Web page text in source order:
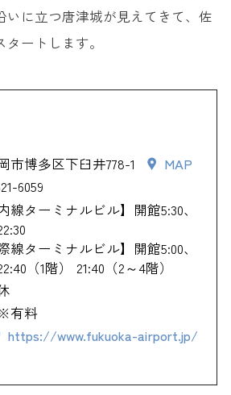
いに立つ唐津城が見えてきて、佐
ートします。
市博多区下臼井778-1
MAP
6059
線ターミナルビル】開館5:30、
線ターミナルビル】開館5:00、
（1階） 21:40（2～4階）
有料
https://www.fukuoka-airport.jp/